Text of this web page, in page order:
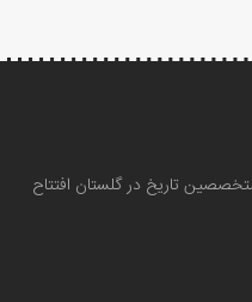
تاریخ در گلستان افتتاح